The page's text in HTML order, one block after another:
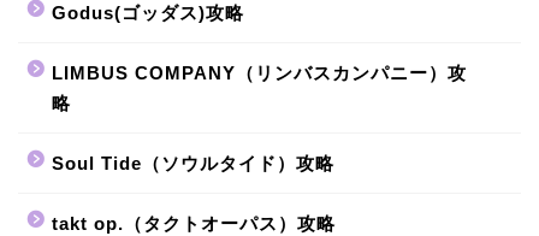
Godus(ゴッダス)攻略
LIMBUS COMPANY（リンバスカンパニー）攻
略
Soul Tide（ソウルタイド）攻略
takt op.（タクトオーパス）攻略